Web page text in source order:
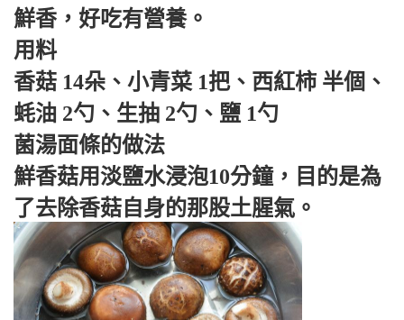
鮮香，好吃有營養。
用料
香菇 14朵、小青菜 1把、西紅柿 半個、
蚝油 2勺、生抽 2勺、鹽 1勺
菌湯面條的做法
鮮香菇用淡鹽水浸泡10分鐘，目的是為
了去除香菇自身的那股土腥氣。